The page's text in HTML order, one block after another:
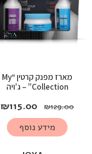
מארז מפנק קרטין “My
Collection” – ג’ויה
₪129.00
₪115.00
מידע נוסף